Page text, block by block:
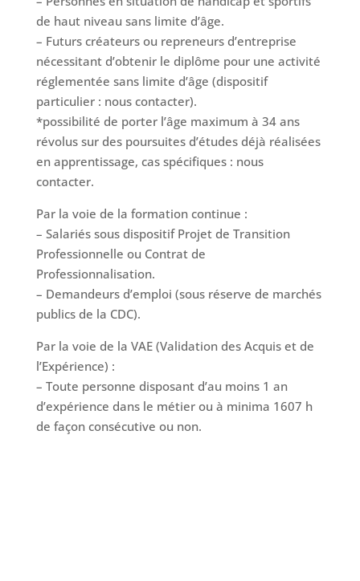
de haut niveau sans limite d’âge.
– Futurs créateurs ou repreneurs d’entreprise
nécessitant d’obtenir le diplôme pour une activité
réglementée sans limite d’âge (dispositif
particulier : nous contacter).
*possibilité de porter l’âge maximum à 34 ans
révolus sur des poursuites d’études déjà réalisées
en apprentissage, cas spécifiques : nous
contacter.
Par la voie de la formation continue :
– Salariés sous dispositif Projet de Transition
Professionnelle ou Contrat de
Professionnalisation.
– Demandeurs d’emploi (sous réserve de marchés
publics de la CDC).
Par la voie de la VAE (Validation des Acquis et de
l’Expérience) :
– Toute personne disposant d’au moins 1 an
d’expérience dans le métier ou à minima 1607 h
de façon consécutive ou non.